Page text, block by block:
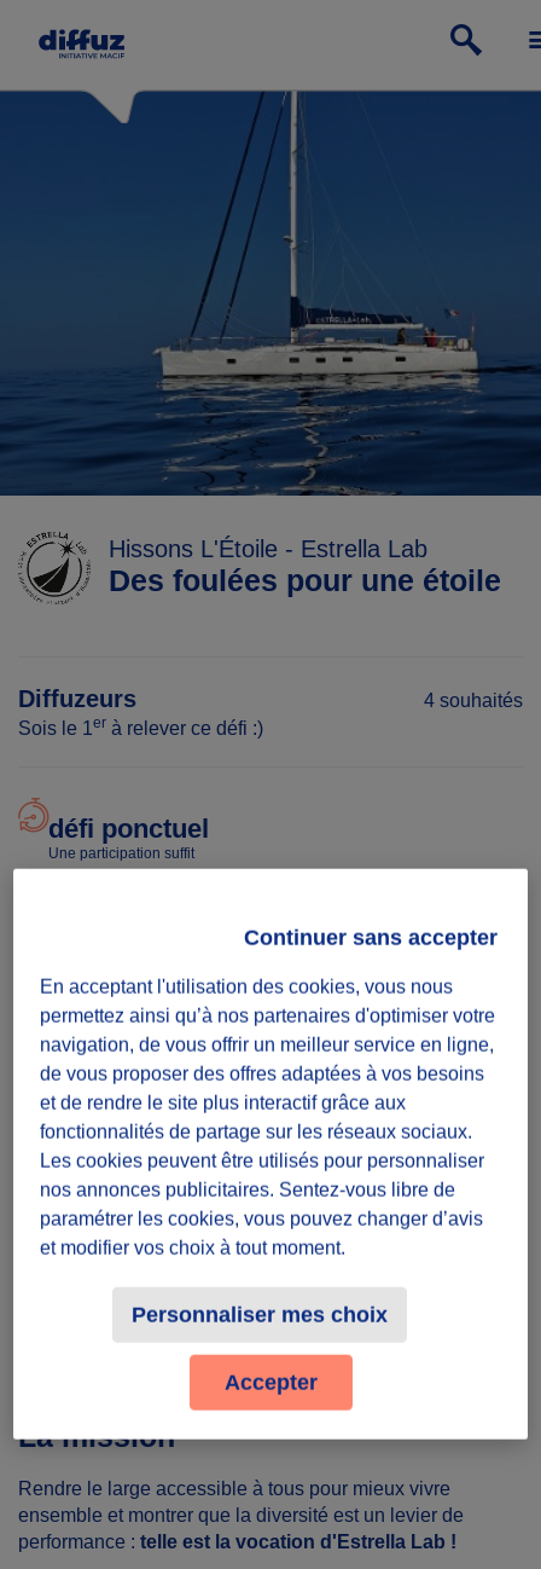
Hissons L'Étoile - Estrella Lab
Des foulées pour une étoile
Diffuzeurs
4 souhaités
Sois le 1er à relever ce défi :)
défi ponctuel
Une participation suffit
au 31/12/27 à 00:00
Temps à donner
Une demi-journée
Lieu
Dans toute la France
La mission
Rendre le large accessible à tous pour mieux vivre
ensemble et montrer que la diversité est un levier de
performance : telle est la vocation d'Estrella Lab !
En acceptant l'utilisation des cookies, vous nous
permettez ainsi qu’à nos partenaires d'optimiser votre
navigation, de vous offrir un meilleur service en ligne,
de vous proposer des offres adaptées à vos besoins
et de rendre le site plus interactif grâce aux
fonctionnalités de partage sur les réseaux sociaux.
Les cookies peuvent être utilisés pour personnaliser
nos annonces publicitaires. Sentez-vous libre de
paramétrer les cookies, vous pouvez changer d’avis
et modifier vos choix à tout moment.
Personnaliser mes choix
Continuer sans accepter
Accepter